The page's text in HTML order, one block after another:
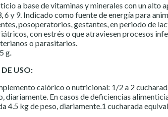
a base de vitaminas y minerales con un alto
6 y 9. Indicado como fuente de energía para
posoperatorios, gestantes, en periodo de
con estrés o que atraviesen procesos
o parasitarios.
g.
USO:
calórico o nutricional: 1/2 a 2
diariamente. En casos de deficiencias
4.5 kg de peso, diariamente.1 cucharada